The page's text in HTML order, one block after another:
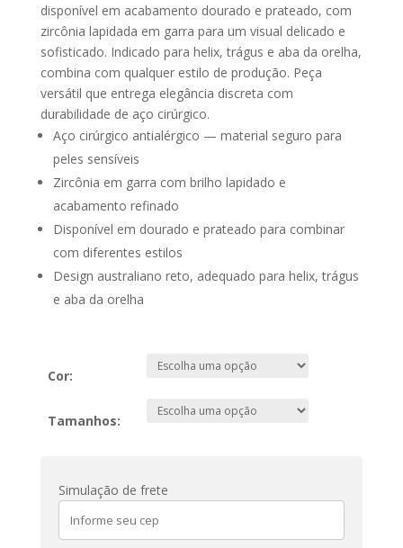
disponível em acabamento dourado e prateado, com
zircônia lapidada em garra para um visual delicado e
sofisticado. Indicado para helix, trágus e aba da orelha,
combina com qualquer estilo de produção. Peça
versátil que entrega elegância discreta com
durabilidade de aço cirúrgico.
Aço cirúrgico antialérgico — material seguro para
peles sensíveis
Zircônia em garra com brilho lapidado e
acabamento refinado
Disponível em dourado e prateado para combinar
com diferentes estilos
Design australiano reto, adequado para helix, trágus
e aba da orelha
Cor:
Tamanhos:
Simulação de frete